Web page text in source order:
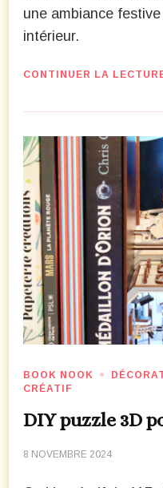
une ambiance
intérieur.
CONTINUER LA
BOOK NOOK
CRÉATIF
DIY puzzle 3D
8 NOVEMBRE 2024